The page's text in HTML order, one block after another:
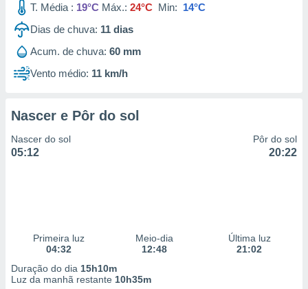
utilizar
criar
medir
da
de dados
e melhorar
dados
T. Média : 19°C Máx.: 24°C Min: 14°C
Dias de chuva: 11 dias
Acum. de chuva: 60 mm
Vento médio: 11 km/h
Nascer e Pôr do sol
Nascer do sol
05:12
Pôr do sol
20:22
Primeira luz
04:32
Meio-dia
12:48
Última luz
21:02
Duração do dia 15h10m
Luz da manhã restante 10h35m